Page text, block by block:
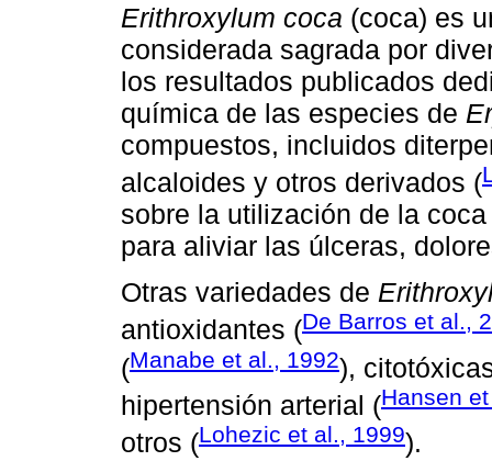
Erithroxylum coca (coca) es
considerada sagrada por
los resultados publicados
química de las especies de
compuestos, incluidos
alcaloides y otros derivados (
sobre la utilización de la
para aliviar las úlceras,
Otras variedades de
antioxidantes (De Barros et al.,
(Manabe et al., 1992),
hipertensión arterial (Hansen
otros (Lohezic et al., 1999).